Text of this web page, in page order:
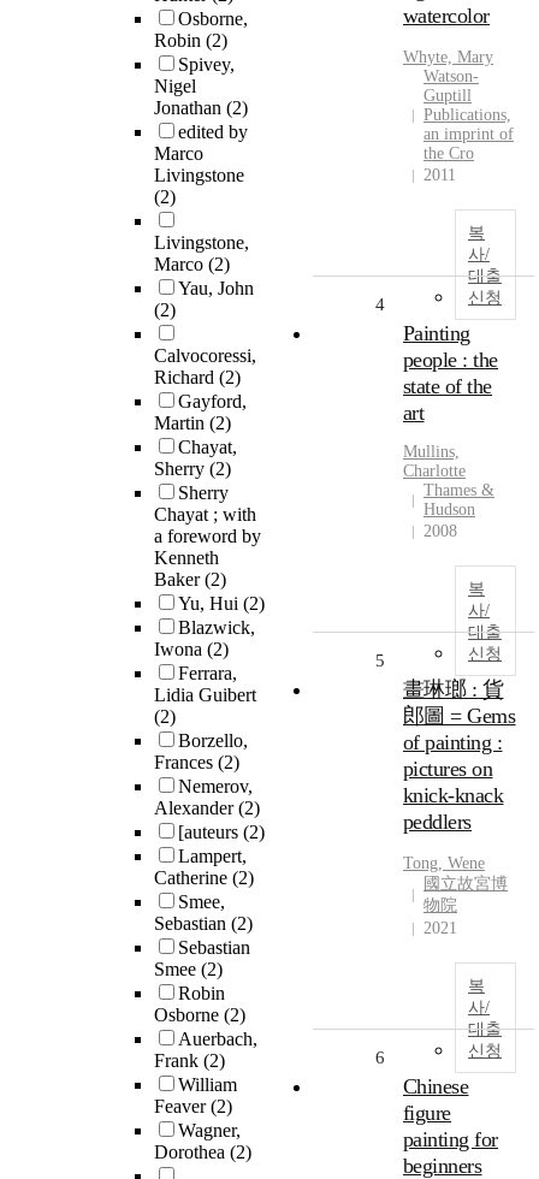
Osborne,
Robin (2)
Spivey,
Nigel
Jonathan (2)
edited by
Marco
Livingstone
(2)
Livingstone,
Marco (2)
Yau, John
(2)
Calvocoressi,
Richard (2)
Gayford,
Martin (2)
Chayat,
Sherry (2)
Sherry
Chayat ; with
a foreword by
Kenneth
Baker(2)
Yu, Hui (2)
Blazwick,
Iwona (2)
Ferrara,
Lidia Guibert
(2)
Borzello,
Frances (2)
Nemerov,
Alexander(2)
[auteurs (2)
Lampert,
Catherine (2)
Smee,
Sebastian (2)
Sebastian
Smee (2)
Robin
Osborne (2)
Auerbach,
Frank (2)
William
Feaver(2)
Wagner,
Dorothea (2)
watercolor
Whyte, Mary
Watson-
Guptill
Publications,
an imprint of
the Cro
2011
복
사/
대출
신청
4
Painting
people : the
state of the
art
Mullins,
Charlotte
Thames &
Hudson
2008
복
사/
대출
신청
5
畫琳瑯 : 貨
郎圖 = Gems
of painting :
pictures on
knick-knack
peddlers
Tong, Wene
國立故宮博
物院
2021
복
사/
대출
신청
6
Chinese
figure
painting for
beginners